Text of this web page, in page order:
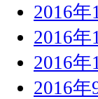
2016年
2016年
2016年
2016年